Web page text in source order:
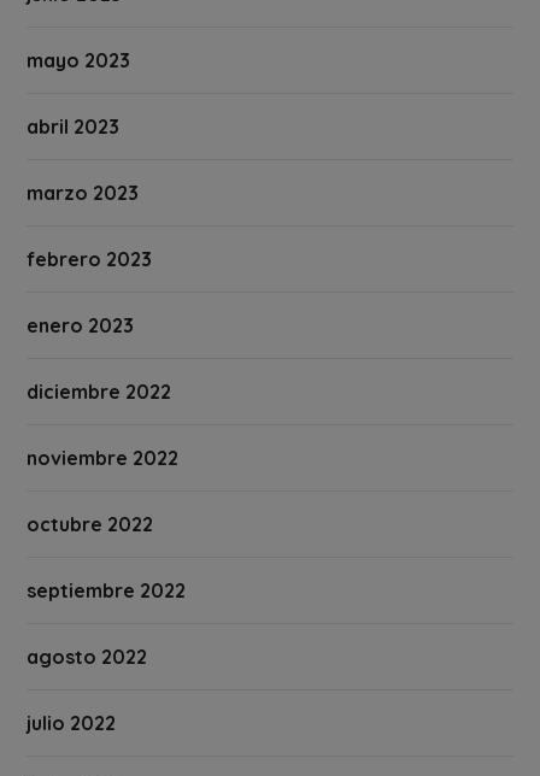
mayo 2023
abril 2023
marzo 2023
febrero 2023
enero 2023
diciembre 2022
noviembre 2022
octubre 2022
septiembre 2022
agosto 2022
julio 2022